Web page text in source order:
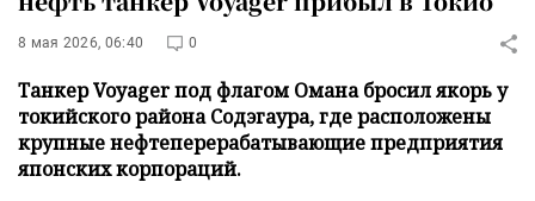
8 мая 2026, 06:40 0
Танкер Voyager под флагом Омана бросил якорь у
токийского района Содэгаура, где расположены
крупные нефтеперерабатывающие предприятия
японских корпораций.